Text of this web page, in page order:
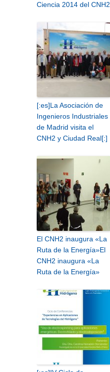
Ciencia 2014 del CNH2
[:es]La Asociación de
Ingenieros Industriales
de Madrid visita el
CNH2 y Ciudad Real[:]
El CNH2 inaugura «La
Ruta de la Energía»El
CNH2 inaugura «La
Ruta de la Energía»